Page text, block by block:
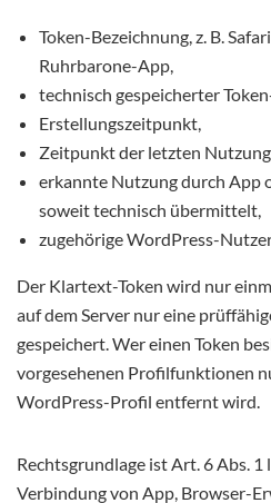
Token-Bezeichnung, z. B.
Ruhrbarone-App,
technisch gespeicherter
Erstellungszeitpunkt,
Zeitpunkt der letzten
erkannte Nutzung durch App
soweit technisch übermittelt,
zugehörige WordPress-
Der Klartext-Token wird nur
auf dem Server nur eine
gespeichert. Wer einen Token
vorgesehenen Profilfunktionen
WordPress-Profil entfernt wird.
Rechtsgrundlage ist Art. 6 Abs.
Verbindung von App, Browser-